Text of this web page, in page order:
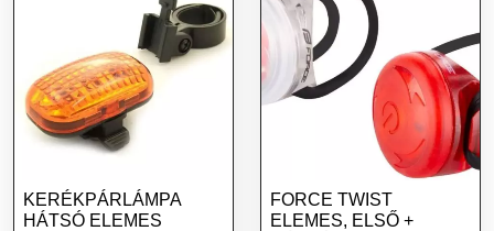
KERÉKPÁRLÁMPA
HÁTSÓ ELEMES
FORCE TWIST
ELEMES, ELSŐ +